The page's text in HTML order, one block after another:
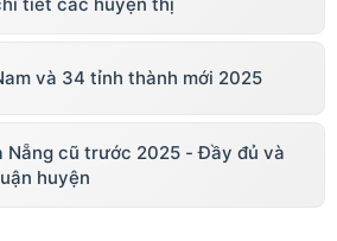
và 34 tỉnh thành mới 2025
Nẵng cũ trước 2025 - Đầy đủ và
huyện